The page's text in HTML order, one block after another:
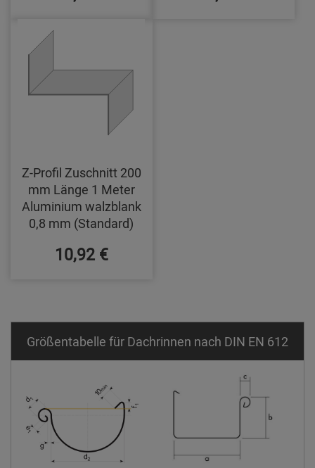
Z-Profil Zuschnitt 200
mm Länge 1 Meter
Aluminium walzblank
0,8 mm (Standard)
10,92 €
Größentabelle für Dachrinnen nach DIN EN 612